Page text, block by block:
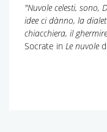
"Nuvole celesti, sono,
idee ci dànno, la
chiacchiera, il
Socrate in Le nuvole